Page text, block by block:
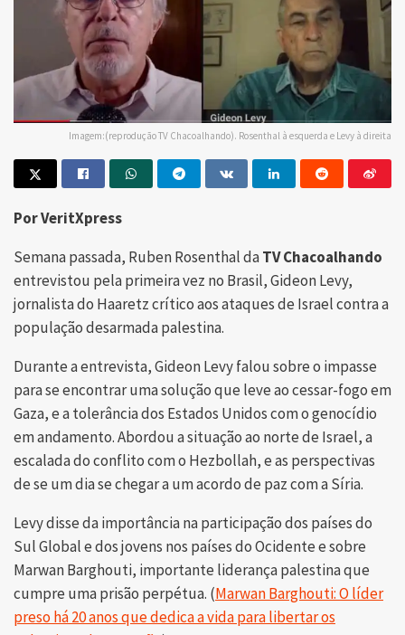
Imagem:(reprodução TV Chacoalhando). Rosenthal à esquerda e Levy à direita
Por VeritXpress
Semana passada, Ruben Rosenthal daTV Chacoalhando
entrevistou pela primeira vez no Brasil, Gideon Levy,
jornalista do Haaretz crítico aos ataques de Israel contra a
população desarmada palestina.
Durante a entrevista, Gideon Levy falou sobre o impasse
para se encontrar uma solução que leve ao cessar-fogo em
Gaza, e a tolerância dos Estados Unidos com o genocídio
em andamento. Abordou a situação ao norte de Israel, a
escalada do conflito com o Hezbollah, e as perspectivas
de se um dia se chegar a um acordo de paz com a Síria.
Levy disse da importância na participação dos países do
Sul Global e dos jovens nos países do Ocidente e sobre
Marwan Barghouti, importante liderança palestina que
cumpre uma prisão perpétua. (Marwan Barghouti: O líder
preso há 20 anos que dedica a vida para libertar os